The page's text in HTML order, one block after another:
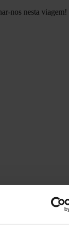
nos nesta viagem!